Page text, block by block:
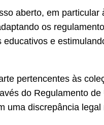
aberto, em particular
os
e
pertencentes às
do Regulamento
uma discrepância legal